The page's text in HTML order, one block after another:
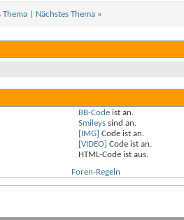
Thema| Nächstes Thema »
BB-Codeist an.
Smileyssind an.
[IMG] Code ist an.
[VIDEO] Code ist an.
HTML-Code ist aus.
Foren-Regeln